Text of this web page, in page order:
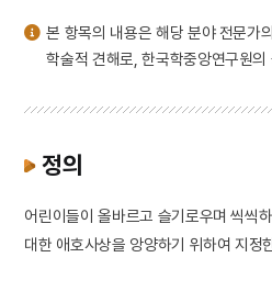
본 항목의 내용은 해당 분야 전문가
학술적 견해로, 한국학중앙연구원
정의
어린이들이 올바르고 슬기로우며 씩씩
대한 애호사상을 앙양하기 위하여 지정